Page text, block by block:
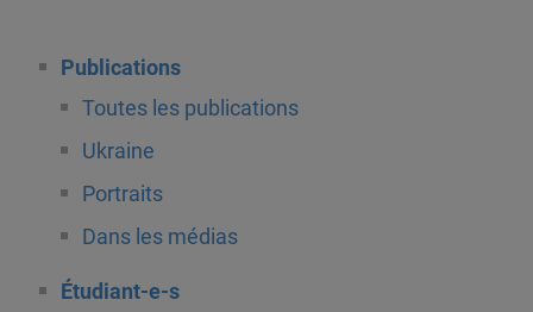
Publications
Toutes les publications
Ukraine
Portraits
Dans les médias
Étudiant-e-s